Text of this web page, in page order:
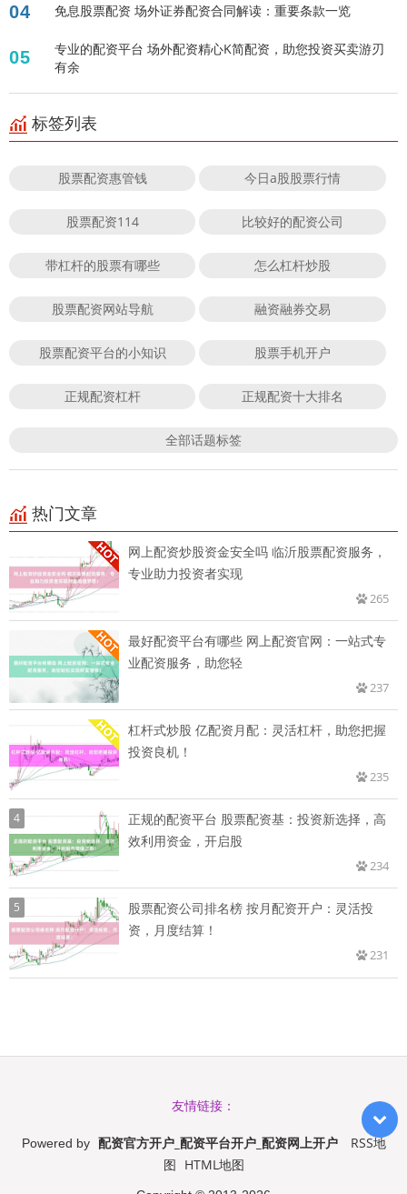
04 免息股票配资 场外证券配资合同解读：重要条款一览
05
专业的配资平台 场外配资精心K简配资，助您投资买卖游刃
有余
标签列表
股票配资惠管钱 今日a股股票行情
股票配资114 比较好的配资公司
带杠杆的股票有哪些 怎么杠杆炒股
股票配资网站导航 融资融券交易
股票配资平台的小知识 股票手机开户
正规配资杠杆 正规配资十大排名
全部话题标签
热门文章
网上配资炒股资金安全吗 临沂股票配资服务，
专业助力投资者实现
265
最好配资平台有哪些 网上配资官网：一站式专
业配资服务，助您轻
237
杠杆式炒股 亿配资月配：灵活杠杆，助您把握
投资良机！
235
4
正规的配资平台 股票配资基：投资新选择，高
效利用资金，开启股
234
5
股票配资公司排名榜 按月配资开户：灵活投
资，月度结算！
231
友情链接：
Powered by 配资官方开户_配资平台开户_配资网上开户
RSS地
图 HTML地图